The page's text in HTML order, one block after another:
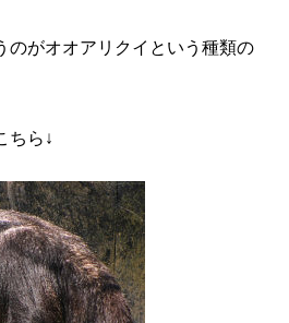
のがオオアリクイという種類の
ちら↓